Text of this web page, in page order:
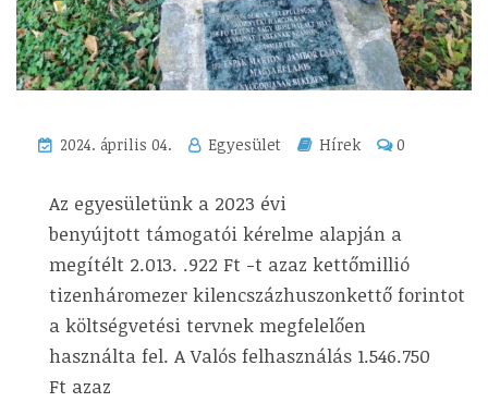
2024. április 04. Egyesület Hírek 0
Az egyesületünk a 2023 évi
benyújtott támogatói kérelme alapján a
megítélt 2.013. .922 Ft -t azaz kettőmillió
tizenháromezer kilencszázhuszonkettő forintot
a költségvetési tervnek megfelelően
használta fel. A Valós felhasználás 1.546.750
Ft azaz